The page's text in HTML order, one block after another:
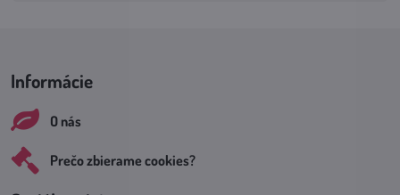
Informácie
O nás
Prečo zbierame cookies?